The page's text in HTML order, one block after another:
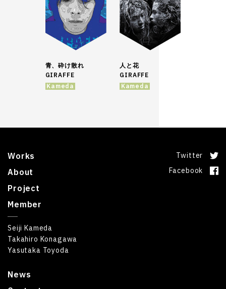
青、砕け散れ
GIRAFFE
Kameda
人と花
GIRAFFE
Kameda
Works
About
News
Project
Member
Seiji Kameda
Takahiro Konagawa
Yasutaka Toyoda
Twitter
Facebook